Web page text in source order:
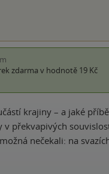
zdarma v hodnotě 19 Kč
krajiny – a jaké
překvapivých
nečekali: na